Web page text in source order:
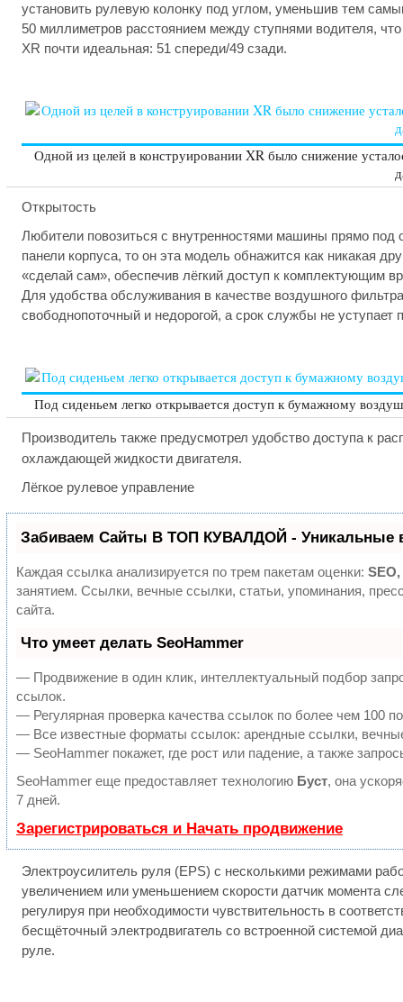
установить рулевую колонку под углом, уменьшив тем
50 миллиметров расстоянием между ступнями водителя,
XR почти идеальная: 51 спереди/49 сзади.
Одной из целей в конструировании XR было снижение
Открытость
Любители повозиться с внутренностями машины прямо
панели корпуса, то он эта модель обнажится как никакая
«сделай сам», обеспечив лёгкий доступ к комплектующим
Для удобства обслуживания в качестве воздушного
свободнопоточный и недорогой, а срок службы не
Под сиденьем легко открывается доступ к бумажному
Производитель также предусмотрел удобство доступа к
охлаждающей жидкости двигателя.
Лёгкое рулевое управление
Забиваем Сайты В ТОП КУВАЛДОЙ - Уникальные
Каждая ссылка анализируется по трем пакетам оценки:
занятием. Ссылки, вечные ссылки, статьи, упоминания,
сайта.
Что умеет делать SeoHammer
— Продвижение в один клик, интеллектуальный подбор
ссылок.
— Регулярная проверка качества ссылок по более чем 100
— Все известные форматы ссылок: арендные ссылки,
— SeoHammer покажет, где рост или падение, а также
SeoHammer еще предоставляет технологию Буст, она
7 дней.
Зарегистрироваться и Начать продвижение
Электроусилитель руля (EPS) с несколькими режимами
увеличением или уменьшением скорости датчик момента
регулируя при необходимости чувствительность в
бесщёточный электродвигатель со встроенной системой
руле.